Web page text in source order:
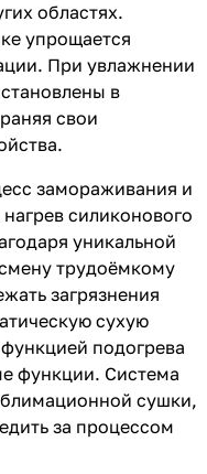
областях.
упрощается
При увлажнении
в
свои
замораживания и
силиконового
уникальной
трудоёмкому
загрязнения
сухую
подогрева
функции. Система
сушки,
за процессом